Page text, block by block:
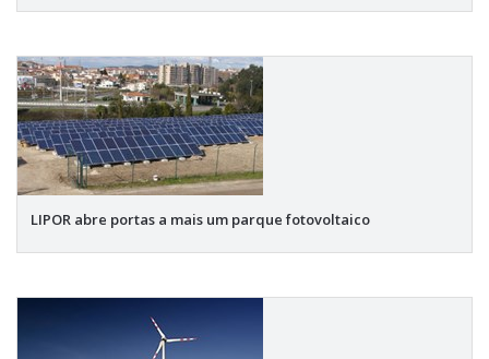
LIPOR abre portas a mais um parque fotovoltaico